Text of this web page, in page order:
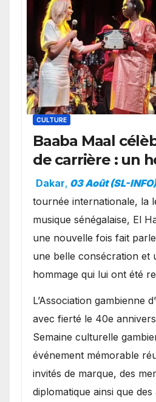
CULTURE
Baaba Maal
de carrière : un
exceptionnel à
présence de la
royale.
Dakar, 03 Août (SL-
tournée internationale, la
musique sénégalaise, El
une nouvelle fois fait
une belle consécration et
hommage qui lui ont été
​L’Association gambienne
avec fierté le 40e
Semaine culturelle
événement mémorable
invités de marque, des
diplomatique ainsi que des